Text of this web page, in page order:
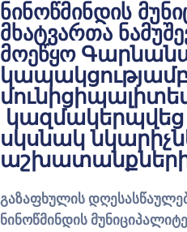
ნინოწმინდის
მხატვართა
მოეწყო
սկսնակ
გაზაფხულის
ნინოწმინდის